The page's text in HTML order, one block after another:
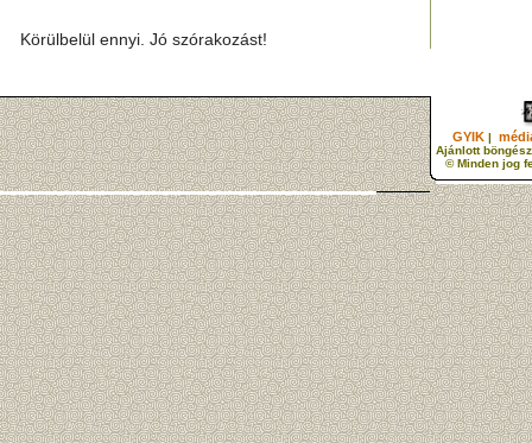
Körülbelül ennyi. Jó szórakozást!
GYIK |
Ajánlott
© Minden jog